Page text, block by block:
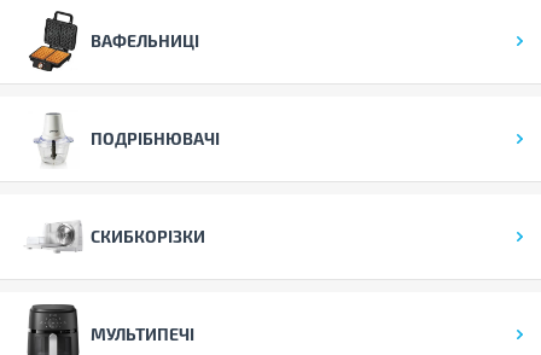
ВАФЕЛЬНИЦІ
ПОДРІБНЮВАЧІ
СКИБКОРІЗКИ
МУЛЬТИПЕЧІ